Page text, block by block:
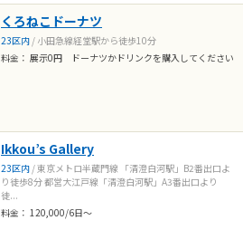
くろねこドーナツ
23区内 / 小田急線経堂駅から徒歩10分
料金： 展示0円 ドーナツかドリンクを購入してください
Ikkou’s Gallery
23区内 / 東京メトロ半蔵門線 「清澄白河駅」B2番出口よ
り徒歩8分 都営大江戸線「清澄白河駅」A3番出口より
徒...
料金： 120,000/6日〜